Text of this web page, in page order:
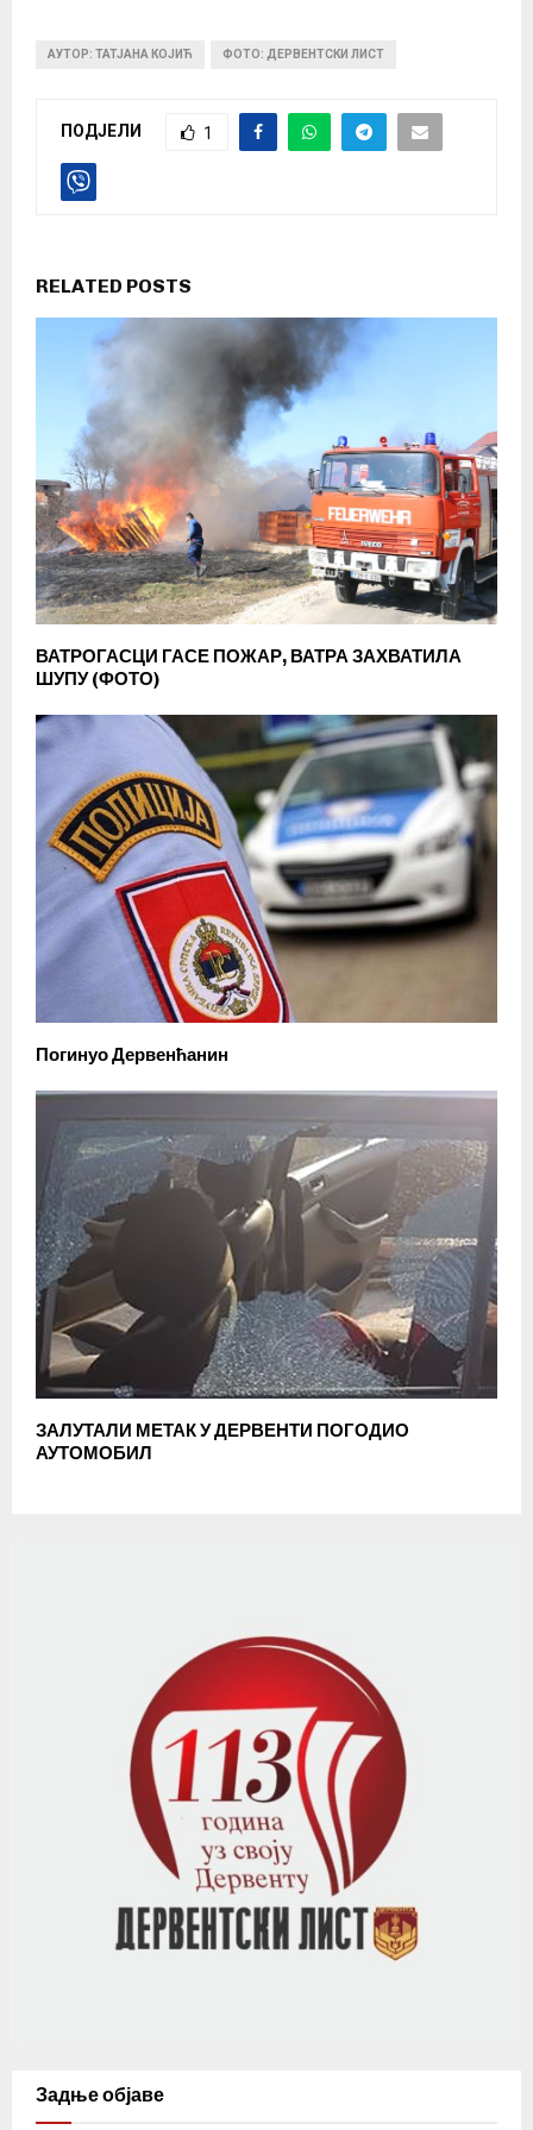
АУТОР: ТАТЈАНА КОЈИЋ ФОТО: ДЕРВЕНТСКИ ЛИСТ
ПОДЈЕЛИ 1
RELATED POSTS
ВАТРОГАСЦИ ГАСЕ ПОЖАР, ВАТРА ЗАХВАТИЛА
ШУПУ (ФОТО)
Погинуо Дервенћанин
ЗАЛУТАЛИ МЕТАК У ДЕРВЕНТИ ПОГОДИО
АУТОМОБИЛ
Задње објаве